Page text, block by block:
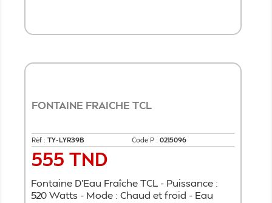
FONTAINE FRAICHE TCL
Réf : TY-LYR39B Code P : 0215096
Prix
555 TND
Fontaine D'Eau Fraîche TCL - Puissance :
520 Watts - Mode : Chaud et froid - Eau